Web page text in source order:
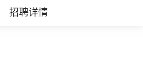
招聘详情